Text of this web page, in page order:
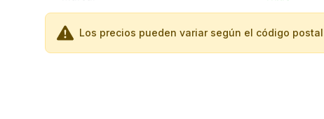
Los precios pueden variar según el código